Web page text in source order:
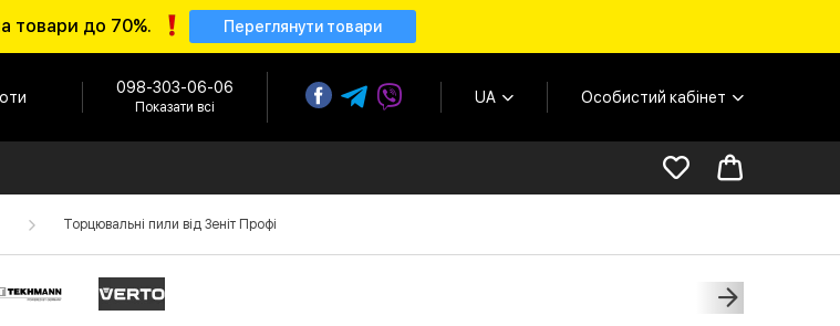
товари до 70%. Переглянути товари
098-303-06-06
Показати всі
UA Особистий кабінет
Торцювальні пили від Зеніт Профі